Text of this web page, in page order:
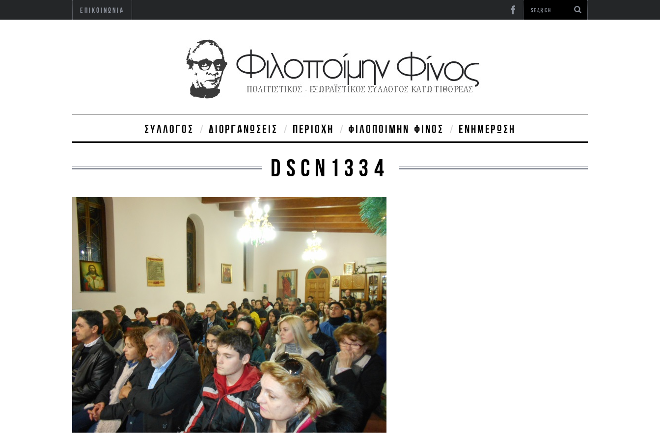
ΕΠΙΚΟΙΝΩΝΊΑ
ΣΎΛΛΟΓΟΣ ΔΙΟΡΓΑΝΏΣΕΙΣ ΠΕΡΙΟΧΉ ΦΙΛΟΠΟΊΜΗΝ ΦΊΝΟΣ ΕΝΗΜΈΡΩΣΗ
DSCN1334